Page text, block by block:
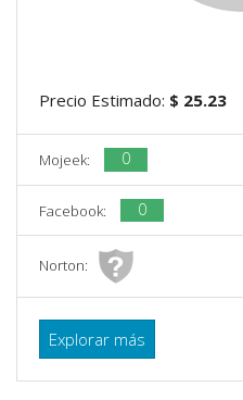
Precio Estimado: $ 25.23
Mojeek: 0
Facebook: 0
Norton:
Explorar más